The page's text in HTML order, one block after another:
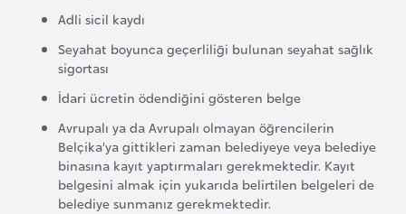
Adli sicil kaydı
Seyahat boyunca geçerliliği bulunan seyahat sağlık
sigortası
İdari ücretin ödendiğini gösteren belge
Avrupalı ya da Avrupalı olmayan öğrencilerin
Belçika’ya gittikleri zaman belediyeye veya belediye
binasına kayıt yaptırmaları gerekmektedir. Kayıt
belgesini almak için yukarıda belirtilen belgeleri de
belediye sunmanız gerekmektedir.